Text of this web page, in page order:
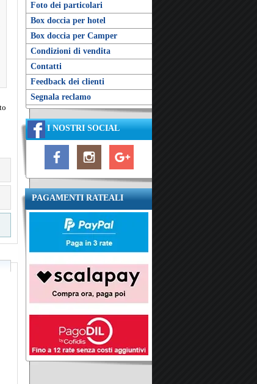
Foto dei particolari
Box doccia per hotel
Box doccia per Camper
Condizioni di vendita
Contatti
Feedback dei clienti
Segnala reclamo
I NOSTRI SOCIAL
PAGAMENTI RATEALI